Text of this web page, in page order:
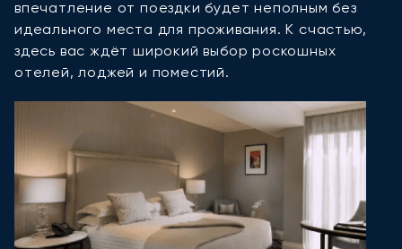
впечатление от поездки будет неполным без
идеального места для проживания. К счастью,
здесь вас ждёт широкий выбор роскошных
отелей, лоджей и поместий.